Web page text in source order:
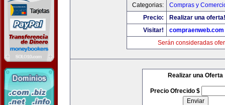
Categorias:
Compras y
Precio:
Realizar una oferta!
Visitar!
compraenweb.com
Serán consideradas
Realizar una Oferta
Precio Ofrecido $